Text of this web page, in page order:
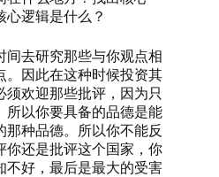
心逻辑是什么？
间去研究那些与你观点相
。因此在这种时候投资其
须欢迎那些批评，因为只
所以你要具备的品德是能
种品德。所以你不能反
你还是批评这个国家，你
不好，最后是最大的受害